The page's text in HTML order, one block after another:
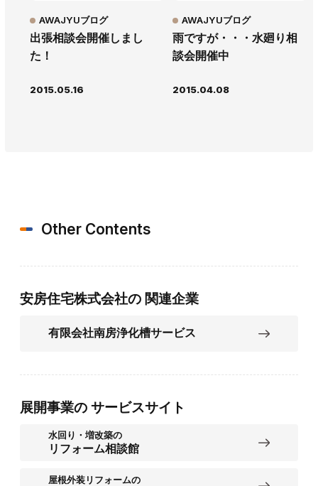
出張相談会開催しまし
た！
AWAJYUブログ
2015.05.16
雨ですが・・・水廻り相
談会開催中
AWAJYUブログ
2015.04.08
Other Contents
安房住宅株式会社の 関連企業
有限会社南房浄化槽サービス
展開事業の サービスサイト
水回り・増改築の
リフォーム相談館
屋根外装リフォームの